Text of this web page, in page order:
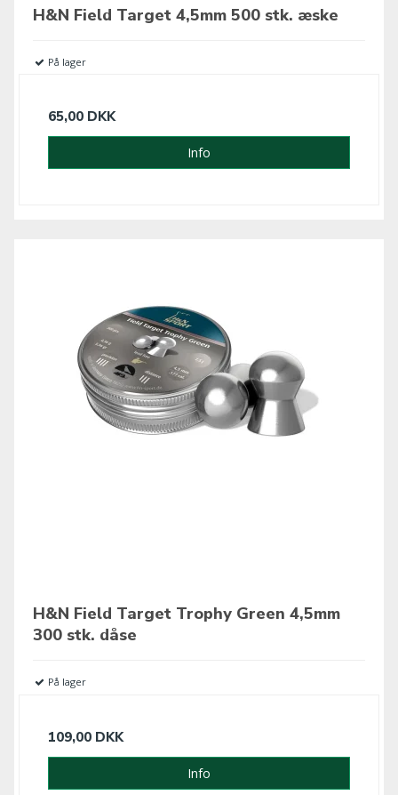
H&N Field Target 4,5mm 500 stk. æske
På lager
65,00 DKK
Info
H&N Field Target Trophy Green 4,5mm
300 stk. dåse
På lager
109,00 DKK
Info